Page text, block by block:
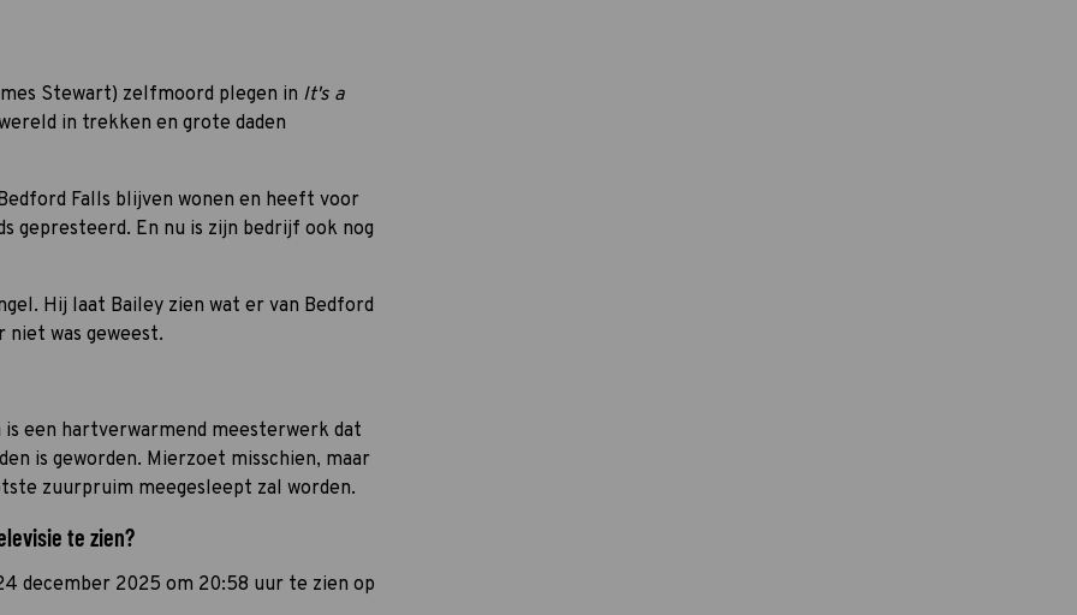
Stewart) zelfmoord plegen in It's a
in trekken en grote daden
Falls blijven wonen en heeft voor
gepresteerd. En nu is zijn bedrijf ook nog
Hij laat Bailey zien wat er van Bedford
niet was geweest.
is een hartverwarmend meesterwerk dat
is geworden. Mierzoet misschien, maar
zuurpruim meegesleept zal worden.
te zien?
december 2025 om 20:58 uur te zien op